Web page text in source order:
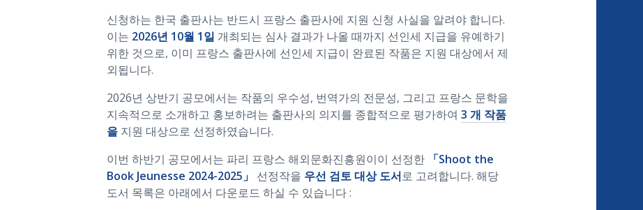
신청하는 한국 출판사는 반드시 프랑스 출판사에 지원 신청 사실을 알려야 합니다.
이는 2026년 10월 1일 개최되는 심사 결과가 나올 때까지 선인세 지급을 유예하기
위한 것으로, 이미 프랑스 출판사에 선인세 지급이 완료된 작품은 지원 대상에서 제
외됩니다.
2026년 상반기 공모에서는 작품의 우수성, 번역가의 전문성, 그리고 프랑스 문학을
지속적으로 소개하고 홍보하려는 출판사의 의지를 종합적으로 평가하여3 개 작품
을 지원 대상으로 선정하였습니다.
이번 하반기 공모에서는 파리 프랑스 해외문화진흥원이이 선정한 「Shoot the
Book Jeunesse 2024-2025」 선정작을 우선 검토 대상 도서로 고려합니다. 해당
도서 목록은 아래에서 다운로드 하실 수 있습니다 :